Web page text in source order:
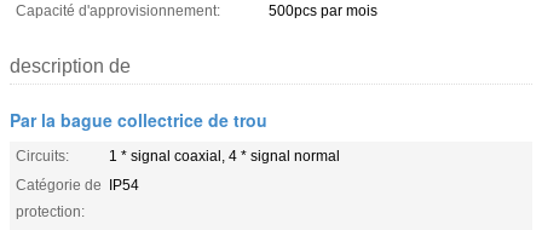
Capacité d'approvisionnement:
500pcs par mois
description de
Par la bague collectrice de trou
Circuits:
1 * signal coaxial, 4 * signal normal
Catégorie de
protection:
IP54